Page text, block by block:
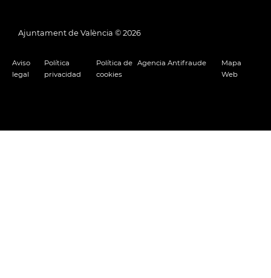
Ajuntament de València © 2026
Aviso
legal
Política
privacidad
Política de
cookies
Agencia Antifraude
Mapa
Web